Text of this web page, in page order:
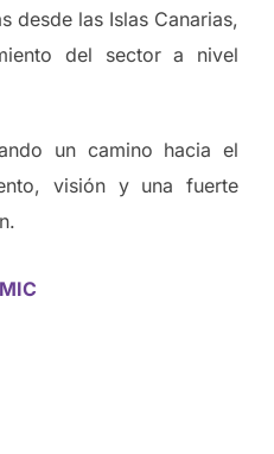
desde las Islas Canarias,
del sector a nivel
un camino hacia el
visión y una fuerte